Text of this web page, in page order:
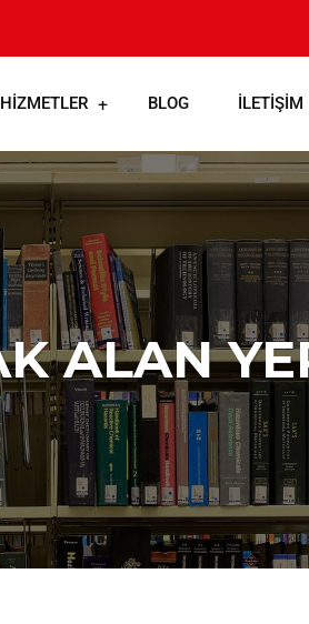
HIZMETLER BLOG İLETIŞIM
ALAN